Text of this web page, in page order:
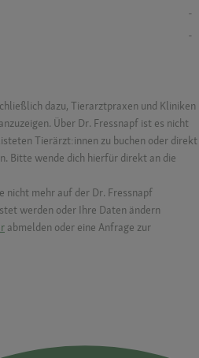
-
-
dazu, Tierarztpraxen und Kliniken
Über Dr. Fressnapf ist es nicht
Tierärzt:innen zu buchen oder direkt
Bitte wende dich hierfür direkt an die
nicht mehr auf der Dr. Fressnapf
werden oder Ihre Daten ändern
abmelden oder eine Anfrage zur